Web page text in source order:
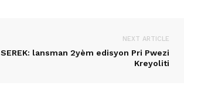
NEXT ARTICLE
SEREK: lansman 2yèm edisyon Pri Pwezi
Kreyoliti